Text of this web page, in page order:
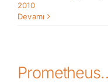
2010
Devamı